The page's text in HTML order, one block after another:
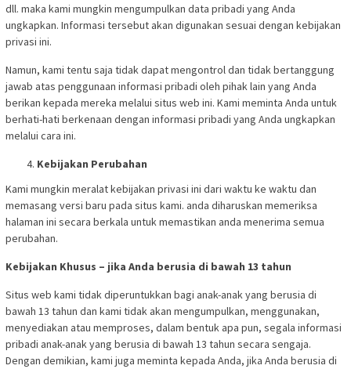
dll. maka kami mungkin mengumpulkan data pribadi yang Anda
ungkapkan. Informasi tersebut akan digunakan sesuai dengan kebijakan
privasi ini.
Namun, kami tentu saja tidak dapat mengontrol dan tidak bertanggung
jawab atas penggunaan informasi pribadi oleh pihak lain yang Anda
berikan kepada mereka melalui situs web ini. Kami meminta Anda untuk
berhati-hati berkenaan dengan informasi pribadi yang Anda ungkapkan
melalui cara ini.
Kebijakan Perubahan
Kami mungkin meralat kebijakan privasi ini dari waktu ke waktu dan
memasang versi baru pada situs kami. anda diharuskan memeriksa
halaman ini secara berkala untuk memastikan anda menerima semua
perubahan.
Kebijakan Khusus – jika Anda berusia di bawah 13 tahun
Situs web kami tidak diperuntukkan bagi anak-anak yang berusia di
bawah 13 tahun dan kami tidak akan mengumpulkan, menggunakan,
menyediakan atau memproses, dalam bentuk apa pun, segala informasi
pribadi anak-anak yang berusia di bawah 13 tahun secara sengaja.
Dengan demikian, kami juga meminta kepada Anda, jika Anda berusia di